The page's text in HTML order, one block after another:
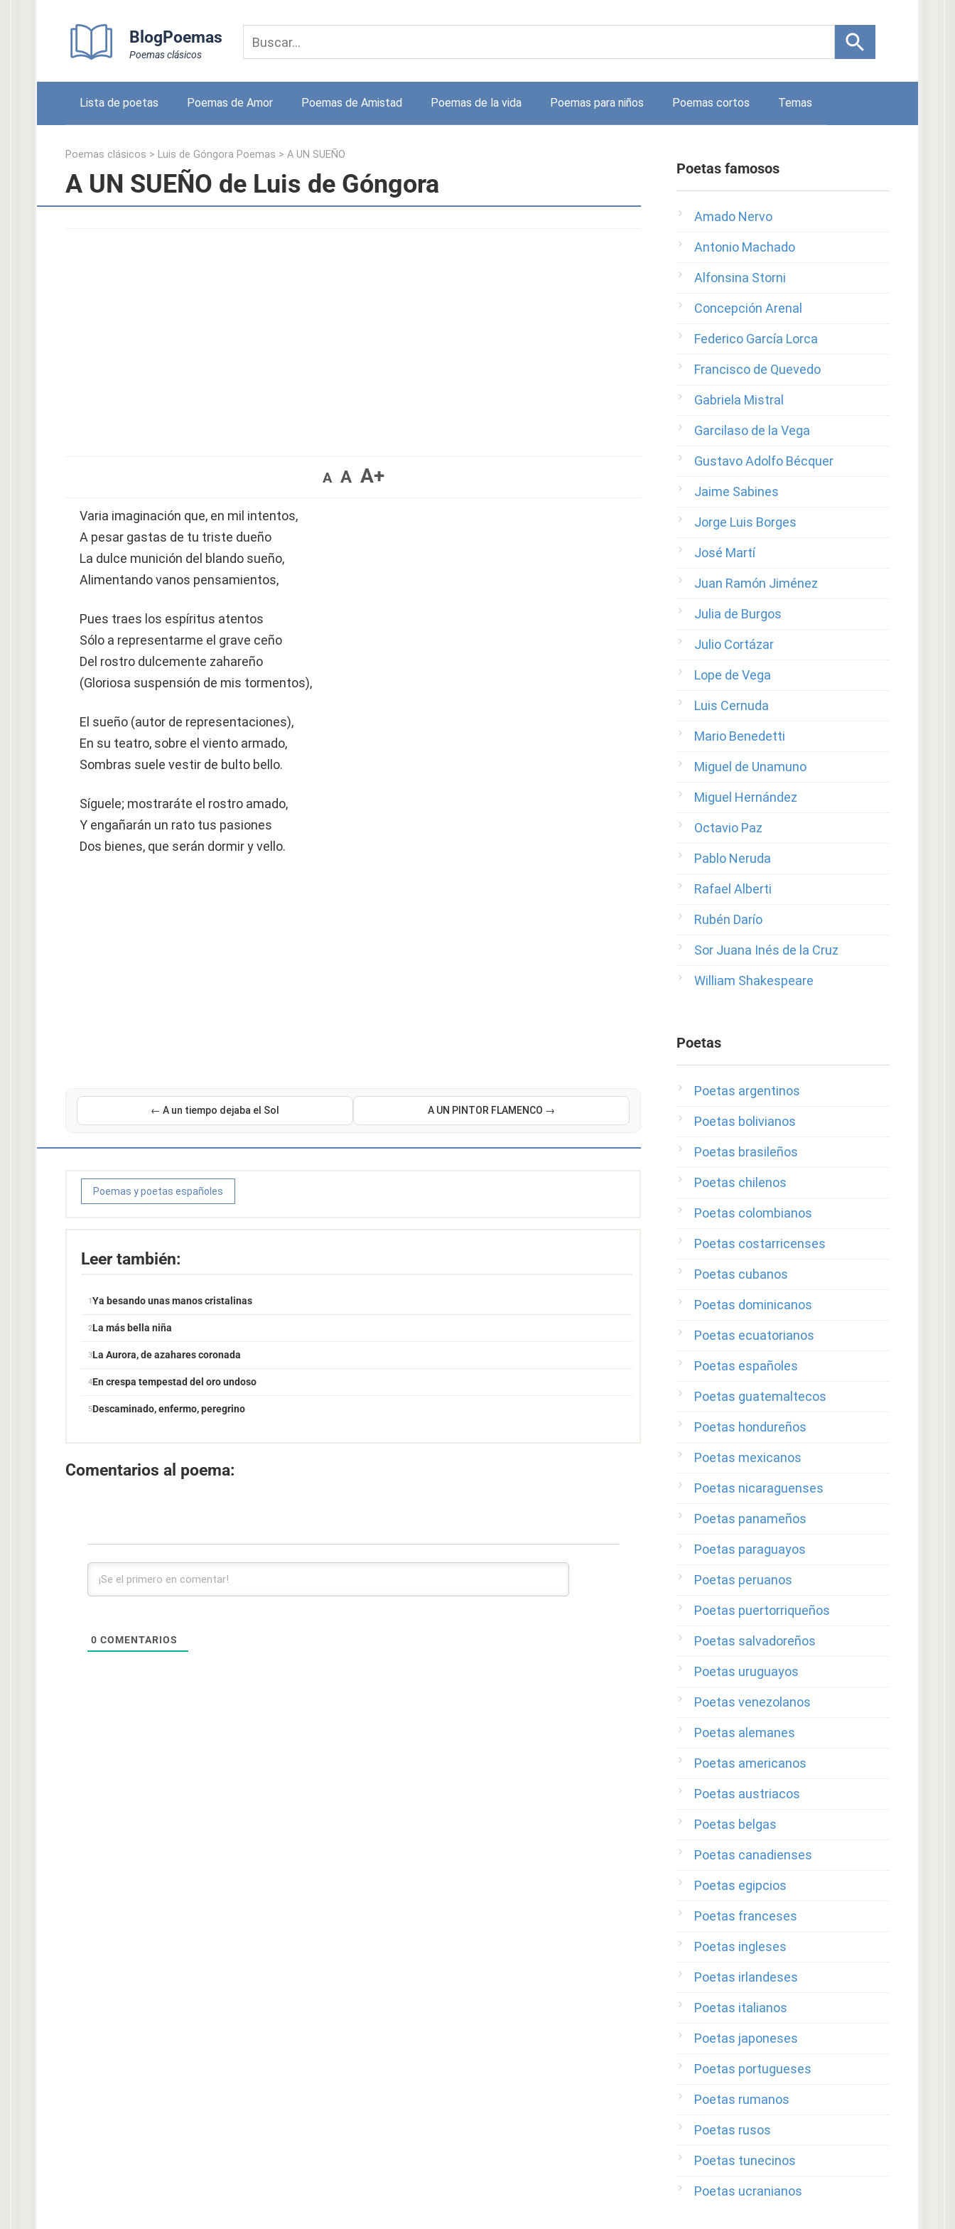
BlogPoemas
Poemas clásicos
Lista de poetas Poemas de Amor Poemas de Amistad Poemas de la vida Poemas para niños Poemas cortos Temas
Poemas clásicos > Luis de Góngora Poemas > A UN SUEÑO
A UN SUEÑO de Luis de Góngora
A A A+
Varia imaginación que, en mil intentos,
A pesar gastas de tu triste dueño
La dulce munición del blando sueño,
Alimentando vanos pensamientos,
Pues traes los espíritus atentos
Sólo a representarme el grave ceño
Del rostro dulcemente zahareño
(Gloriosa suspensión de mis tormentos),
El sueño (autor de representaciones),
En su teatro, sobre el viento armado,
Sombras suele vestir de bulto bello.
Síguele; mostraráte el rostro amado,
Y engañarán un rato tus pasiones
Dos bienes, que serán dormir y vello.
← A un tiempo dejaba el Sol A UN PINTOR FLAMENCO →
Poemas y poetas españoles
Leer también:
Ya besando unas manos cristalinas
La más bella niña
La Aurora, de azahares coronada
En crespa tempestad del oro undoso
Descaminado, enfermo, peregrino
Comentarios al poema:
0 COMENTARIOS
Poetas famosos
Amado Nervo
Antonio Machado
Alfonsina Storni
Concepción Arenal
Federico García Lorca
Francisco de Quevedo
Gabriela Mistral
Garcilaso de la Vega
Gustavo Adolfo Bécquer
Jaime Sabines
Jorge Luis Borges
José Martí
Juan Ramón Jiménez
Julia de Burgos
Julio Cortázar
Lope de Vega
Luis Cernuda
Mario Benedetti
Miguel de Unamuno
Miguel Hernández
Octavio Paz
Pablo Neruda
Rafael Alberti
Rubén Darío
Sor Juana Inés de la Cruz
William Shakespeare
Poetas
Poetas argentinos
Poetas bolivianos
Poetas brasileños
Poetas chilenos
Poetas colombianos
Poetas costarricenses
Poetas cubanos
Poetas dominicanos
Poetas ecuatorianos
Poetas españoles
Poetas guatemaltecos
Poetas hondureños
Poetas mexicanos
Poetas nicaraguenses
Poetas panameños
Poetas paraguayos
Poetas peruanos
Poetas puertorriqueños
Poetas salvadoreños
Poetas uruguayos
Poetas venezolanos
Poetas alemanes
Poetas americanos
Poetas austriacos
Poetas belgas
Poetas canadienses
Poetas egipcios
Poetas franceses
Poetas ingleses
Poetas irlandeses
Poetas italianos
Poetas japoneses
Poetas portugueses
Poetas rumanos
Poetas rusos
Poetas tunecinos
Poetas ucranianos